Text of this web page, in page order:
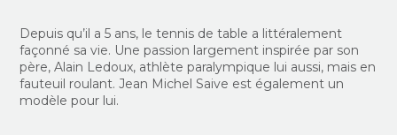
Depuis qu’il a 5 ans, le tennis de table a littéralement
façonné sa vie. Une passion largement inspirée par son
père, Alain Ledoux, athlète paralympique lui aussi, mais en
fauteuil roulant. Jean Michel Saive est également un
modèle pour lui.